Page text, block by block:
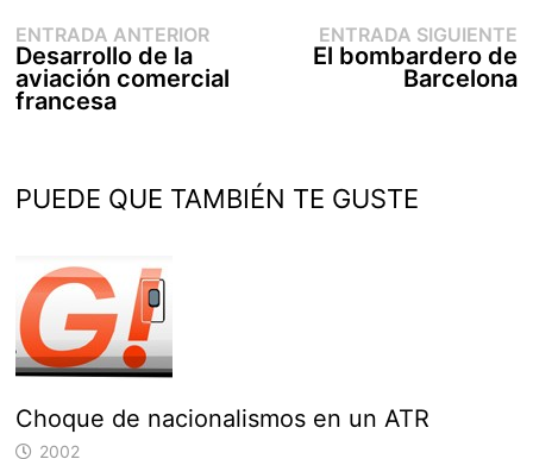
Navegación
de
entradas
ENTRADA ANTERIOREntrada
Desarrollo de la
aviación comercial
francesa
ENTRADA SIGUIENTE
El bombardero de
Barcelona
PUEDE QUE TAMBIÉN TE GUSTE
Choque de nacionalismos en un ATR
2002